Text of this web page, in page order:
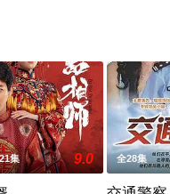
台了解。
集 9.0 全28集